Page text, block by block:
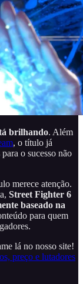
brilhando. Além
, o título já
o sucesso não
merece atenção.
Street Fighter 6
baseado na
para quem
lá no nosso site!
preço e lutadores